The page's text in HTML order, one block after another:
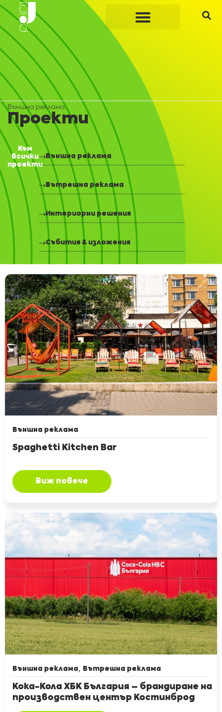
Външна реклама
Проекти
Към
всички
проекти
Външна реклама
Вътрешна реклама
Интериорни решения
Събития & изложения
Външна реклама
Spaghetti Kitchen Bar
Виж повече
Външна реклама, Вътрешна реклама
Кока-Кола ХБК България – брандиране на
производствен център Костинброд